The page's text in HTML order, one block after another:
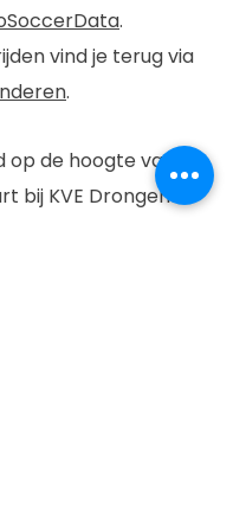
.
vind je terug via
.
op de hoogte van
bij KVE Drongen! ⚽